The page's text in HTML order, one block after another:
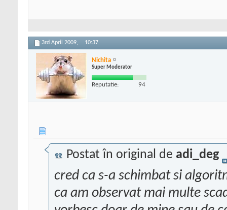
3rd April 2009, 10:37
Nichita
Super Moderator
Reputatie: 94
Postat în original de adi_deg
cred ca s-a schimbat si
ca am observat mai multe